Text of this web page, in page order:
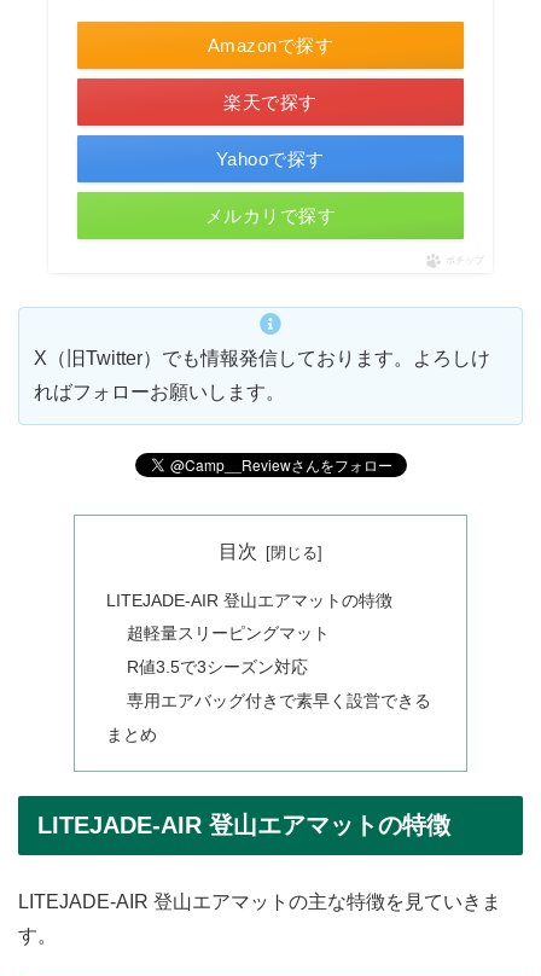
Amazonで探す
楽天で探す
Yahooで探す
メルカリで探す
ポチップ
X（旧Twitter）でも情報発信しております。よろしけ
ればフォローお願いします。
目次
LITEJADE-AIR 登山エアマットの特徴
超軽量スリーピングマット
R値3.5で3シーズン対応
専用エアバッグ付きで素早く設営できる
まとめ
LITEJADE-AIR 登山エアマットの特徴
LITEJADE-AIR 登山エアマットの主な特徴を見ていきま
す。